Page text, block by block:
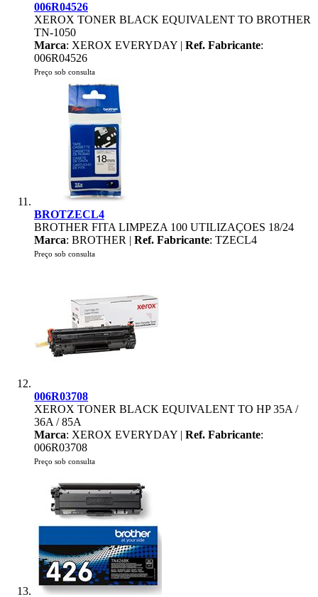
006R04526
XEROX TONER BLACK EQUIVALENT TO BROTHER
TN-1050
Marca: XEROX EVERYDAY | Ref. Fabricante:
006R04526
Preço sob consulta
BROTZECL4
BROTHER FITA LIMPEZA 100 UTILIZAÇOES 18/24
Marca: BROTHER | Ref. Fabricante: TZECL4
Preço sob consulta
006R03708
XEROX TONER BLACK EQUIVALENT TO HP 35A /
36A / 85A
Marca: XEROX EVERYDAY | Ref. Fabricante:
006R03708
Preço sob consulta